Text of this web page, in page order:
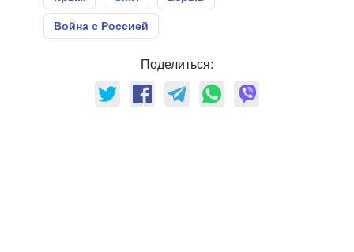
Война с Россией
Поделиться: